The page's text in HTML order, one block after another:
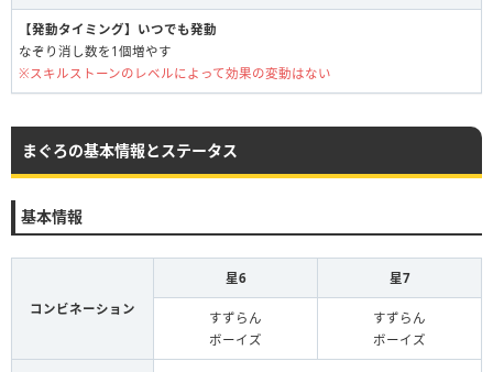
【発動タイミング】いつでも発動
なぞり消し数を1個増やす
※スキルストーンのレベルによって効果の変動はない
まぐろの基本情報とステータス
基本情報
コンビネーション
星6 星7
すずらん
ボーイズ
すずらん
ボーイズ